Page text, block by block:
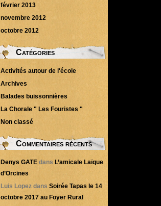
février 2013
novembre 2012
octobre 2012
Catégories
Activités autour de l'école
Archives
Balades buissonnières
La Chorale " Les Fouristes "
Non classé
Commentaires récents
Denys GATE dans L’amicale Laïque
d’Orcines
Luis Lopez dans Soirée Tapas le 14
octobre 2017 au Foyer Rural